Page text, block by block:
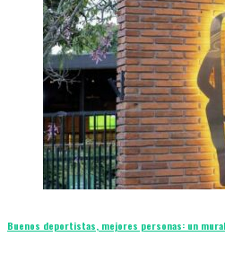
Buenos deportistas, mejores personas: un